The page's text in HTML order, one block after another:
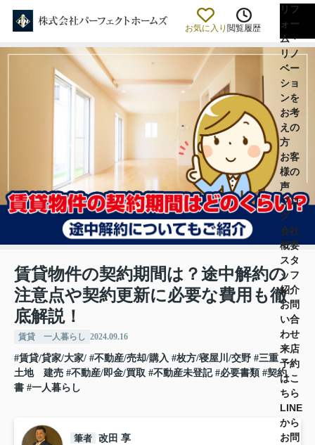
お気に入り 閲覧履歴
リフ
ォー
ム・
リノ
ベー
ショ
ンを
お考
えの
方
お客
様の
声
ブロ
グ
会社
概要
スタ
ッフ
紹介
お問
い合
わせ
来店
予約
はこ
ちら
LINE
から
お問
賃貸物件の契約期間は？途中解約の
注意点や契約更新に必要な費用も徹
底解説！
賃貸 一人暮らし 2024.09.16
#賃貸/貸家/大家/ #不動産/売却/購入 #枚方/寝屋川/交野 #三重
土地 建売 #不動産/即金/買取 #不動産未登記 #必要書類 #契約
書 #一人暮らし
筆者 改田 享